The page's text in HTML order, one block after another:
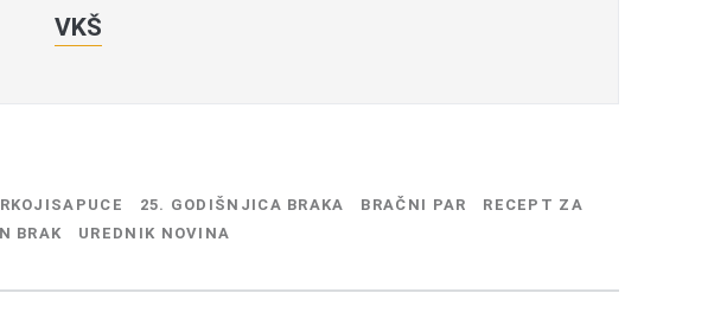
VKŠ
25. GODIŠNJICA BRAKA BRAČNI PAR
RECEPT ZA
BRAK
UREDNIK NOVINA